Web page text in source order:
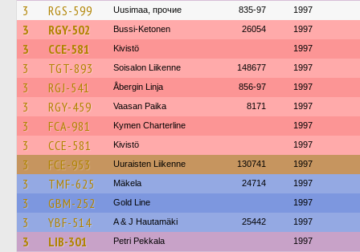
3 RGS-599 Uusimaa, прочие 835-97 1997
3 RGY-502 Bussi-Ketonen 26054 1997
3 CCE-581 Kivistö 1997
3 TGT-893 Soisalon Liikenne 148677 1997
3 RGJ-541 Åbergin Linja 856-97 1997
3 RGY-459 Vaasan Paika 8171 1997
3 FCA-981 Kymen Charterline 1997
3 CCE-581 Kivistö 1997
3 FCE-953 Uuraisten Liikenne 130741 1997
3 TMF-625 Mäkela 24714 1997
3 GBM-252 Gold Line 1997
3 YBF-514 A & J Hautamäki 25442 1997
3 LIB-301 Petri Pekkala 1997